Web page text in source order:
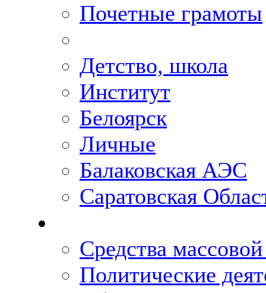
Почетные грамоты
Детство, школа
Институт
Белоярск
Личные
Балаковская АЭС
Саратовская
Средства
Политические